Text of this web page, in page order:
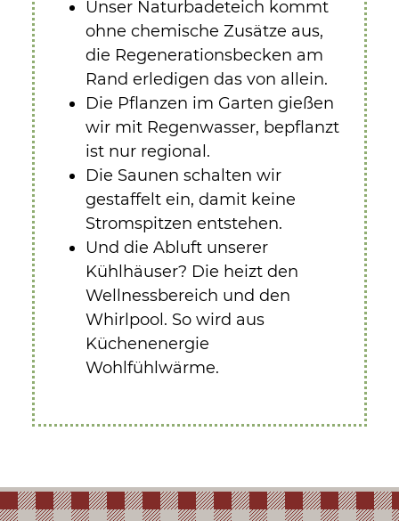
Unser Naturbadeteich kommt
ohne chemische Zusätze aus,
die Regenerationsbecken am
Rand erledigen das von allein.
Die Pflanzen im Garten gießen
wir mit Regenwasser, bepflanzt
ist nur regional.
Die Saunen schalten wir
gestaffelt ein, damit keine
Stromspitzen entstehen.
Und die Abluft unserer
Kühlhäuser? Die heizt den
Wellnessbereich und den
Whirlpool. So wird aus
Küchenenergie
Wohlfühlwärme.